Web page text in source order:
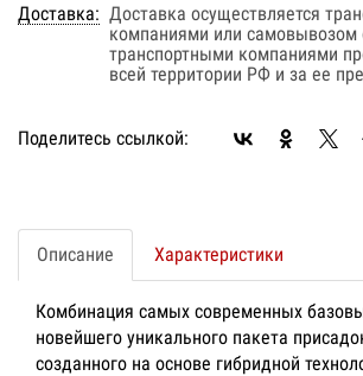
Доставка: Доставка осуществляется
компаниями или самовывозом
транспортными компаниями
всей территории РФ и за ее
Поделитесь ссылкой:
Описание Характеристики
Комбинация самых современных
новейшего уникального пакета
созданного на основе гибридной